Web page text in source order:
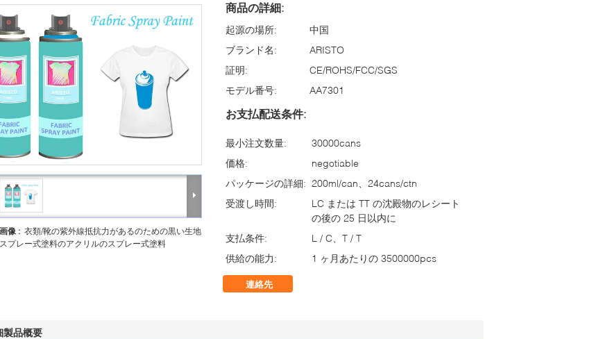
像 : 衣類/靴の紫外線抵抗力があるのための黒い生地
プレー式塗料のアクリルのスプレー式塗料
商品の詳細:
起源の場所:
中国
ブランド名:
ARISTO
証明:
CE/ROHS/FCC/SGS
モデル番号:
AA7301
お支払配送条件:
最小注文数量:
30000cans
価格:
negotiable
パッケージの詳細: 200ml/can、24cans/ctn
受渡し時間:
LC または TT の沈殿物のレシート
の後の 25 日以内に
支払条件:
L / C、T / T
供給の能力:
1 ヶ月あたりの 3500000pcs
連絡先
製品概要